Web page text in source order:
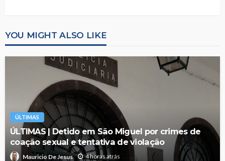
YOU MIGHT ALSO LIKE
ÚLTIMAS
ÚLTIMAS | Detido em São Miguel por crimes de
coação sexual e tentativa de violação
Mauricio De Jesus 4 horas atrás